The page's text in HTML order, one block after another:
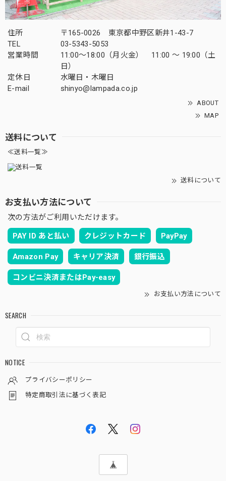
住所
〒165-0026 東京都中野区新井1-43-7
TEL
03-5343-5053
営業時間
11:00～18:00（月火金） 11:00 ～ 19:00（土
日）
定休日
水曜日・木曜日
E-mail
shinyo@lampada.co.jp
ABOUT
MAP
送料について
≪送料一覧≫
送料について
お支払い方法について
次の方法がご利用いただけます。
PAY ID あと払い クレジットカード PayPay
Amazon Pay キャリア決済 銀行振込
コンビニ決済またはPay-easy
お支払い方法について
SEARCH
NOTICE
プライバシーポリシー
特定商取引法に基づく表記